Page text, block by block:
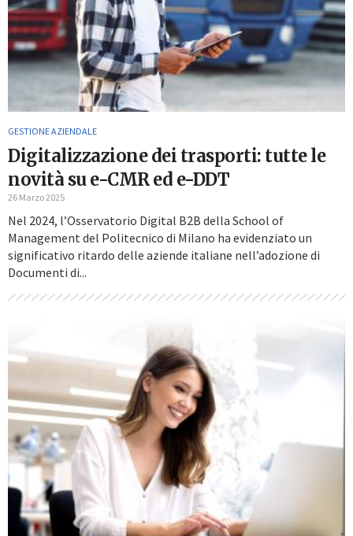
GESTIONE AZIENDALE
Digitalizzazione dei trasporti: tutte le
novità su e-CMR ed e-DDT
26 Marzo 2025
Nel 2024, l’Osservatorio Digital B2B della School of
Management del Politecnico di Milano ha evidenziato un
significativo ritardo delle aziende italiane nell’adozione di
Documenti di...